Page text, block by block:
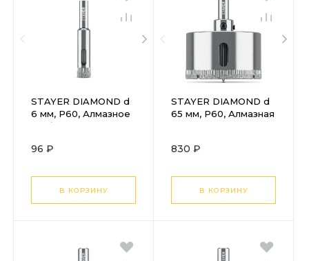
STAYER DIAMOND d
6 мм, Р60, Алмазное
трубчатое сверло
96 ₽
В КОРЗИНУ
STAYER DIAMOND d
65 мм, Р60, Алмазная
830 ₽
В КОРЗИНУ